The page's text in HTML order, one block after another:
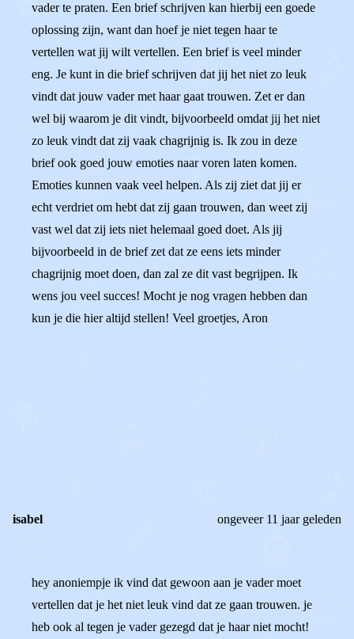
vader te praten. Een brief schrijven kan hierbij een goede
oplossing zijn, want dan hoef je niet tegen haar te
vertellen wat jij wilt vertellen. Een brief is veel minder
eng. Je kunt in die brief schrijven dat jij het niet zo leuk
vindt dat jouw vader met haar gaat trouwen. Zet er dan
wel bij waarom je dit vindt, bijvoorbeeld omdat jij het niet
zo leuk vindt dat zij vaak chagrijnig is. Ik zou in deze
brief ook goed jouw emoties naar voren laten komen.
Emoties kunnen vaak veel helpen. Als zij ziet dat jij er
echt verdriet om hebt dat zij gaan trouwen, dan weet zij
vast wel dat zij iets niet helemaal goed doet. Als jij
bijvoorbeeld in de brief zet dat ze eens iets minder
chagrijnig moet doen, dan zal ze dit vast begrijpen. Ik
wens jou veel succes! Mocht je nog vragen hebben dan
kun je die hier altijd stellen! Veel groetjes, Aron
isabel ongeveer 11 jaar geleden
hey anoniempje ik vind dat gewoon aan je vader moet
vertellen dat je het niet leuk vind dat ze gaan trouwen. je
heb ook al tegen je vader gezegd dat je haar niet mocht!